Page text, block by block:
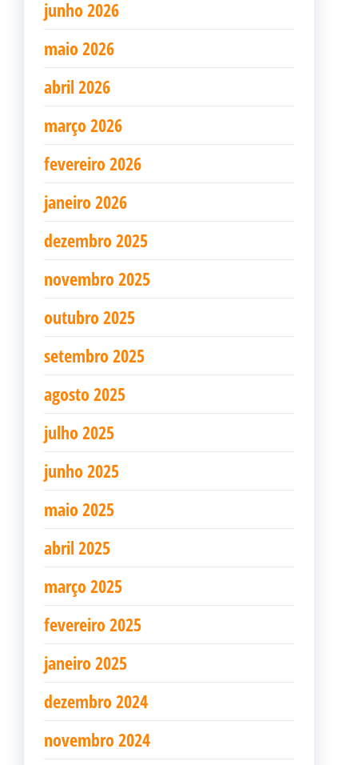
junho 2026
maio 2026
abril 2026
março 2026
fevereiro 2026
janeiro 2026
dezembro 2025
novembro 2025
outubro 2025
setembro 2025
agosto 2025
julho 2025
junho 2025
maio 2025
abril 2025
março 2025
fevereiro 2025
janeiro 2025
dezembro 2024
novembro 2024